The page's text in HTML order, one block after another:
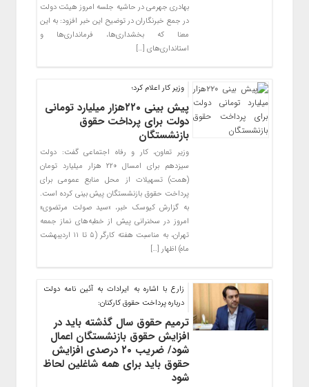
بهادری جهرمی در حاشیه جلسه امروز هیئت دولت
در جمع خبرنگاران در توضیح این خبر افزود: به این
معنا که بخشداری‌ها، فرمانداری‌ها و
استانداری‌های […]
وزیر کار اعلام کرد؛
پیش بینی ۲۲۰هزار میلیارد تومانی
دولت برای پرداخت حقوق
بازنشستگان
وزیر تعاون، کار و رفاه اجتماعی گفت: دولت
سیزدهم برای امسال ۲۲۰ هزار میلیارد تومان
(همت) تسهیلات از محل منابع عمومی برای
پرداخت حقوق بازنشستگان پیش بینی کرده است.
به گزارش کیوسک خبر، «سید صولت مرتضوی»
امروز در سخنرانی پیش از خطبه‌های نماز جمعه
تهران، به مناسبت هفته کارگر (۵ تا ۱۱ اردیبهشت
ماه) اظهار […]
زارع با اشاره به ایرادات به آئین نامه دولت
درباره پرداخت حقوق کارکنان:
ترمیم حقوق سال گذشته باید در
افزایش حقوق بازنشستگان اعمال
شود/ ضریب ۲۰ درصدی افزایش
حقوق باید برای همه شاغلین لحاظ
شود